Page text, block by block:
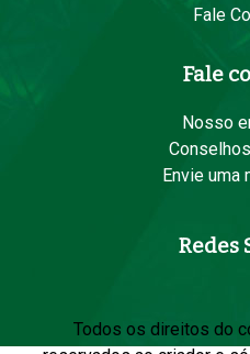
Fale
Fale
Nosso
Envie uma
Redes
Todos os direitos do